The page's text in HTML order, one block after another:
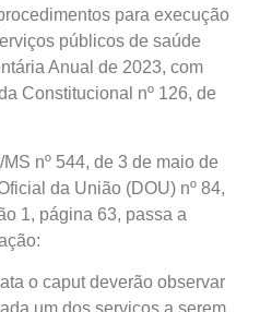
para execução
públicos de saúde
Anual de 2023, com
Constitucional nº 126, de
nº 544, de 3 de maio de
da União (DOU) nº 84,
1, página 63, passa a
o caput deverão observar